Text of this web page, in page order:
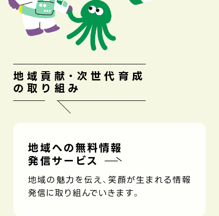
地域貢献・次世代育成
の取り組み
地域への無料情報
発信サービス
地域の魅力を伝え、笑顔が生まれる情報
発信に取り組んでいきます。